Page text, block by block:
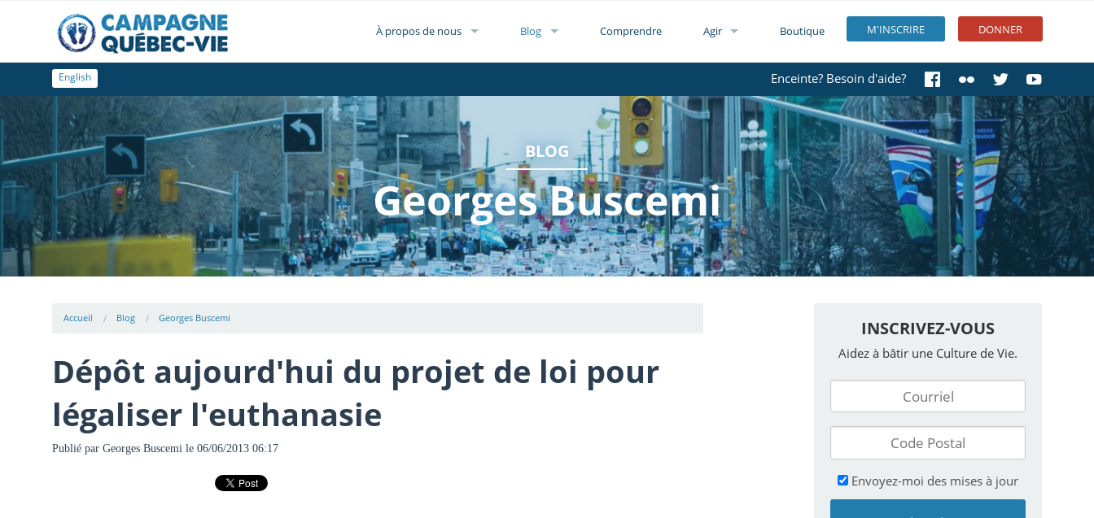
M'INSCRIRE DONNER
À propos de nous Blog Comprendre Agir Boutique
Enceinte? Besoin d'aide?
English
BLOG
Georges Buscemi
Accueil Blog Georges Buscemi
Dépôt aujourd'hui du projet de loi pour
légaliser l'euthanasie
Publié par Georges Buscemi le 06/06/2013 06:17
INSCRIVEZ-VOUS
Aidez à bâtir une Culture de Vie.
Envoyez-moi des mises à jour